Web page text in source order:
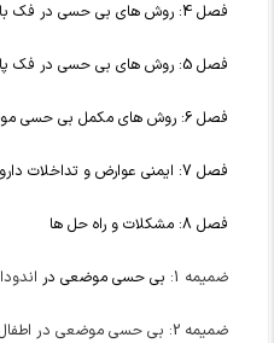
فصل 4: روش های بی حسی در فک بالا
فصل 5: روش های بی حسی در فک پایین
فصل 6: روش های مکمل بی حسی موضعی
فصل 7: ایمنی عوارض و تداخلات دارویی
فصل 8: مشکلات و راه حل ها
ضمیمه 1: بی حسی موضعی در
ضمیمه 2: بی حسی موضعی در اطفال